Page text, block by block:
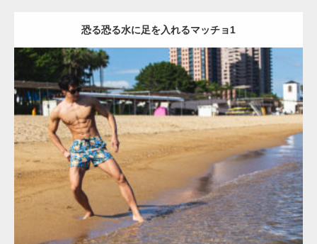
恐る恐る水に足を入れるマッチョ1
Update:2021.07.8
Category:海のマッチョ オレンジの人 AKIHITO(細マッチョ) 腹筋
ダウンロード
【YouTube】マッチョフリー素材メンバーが